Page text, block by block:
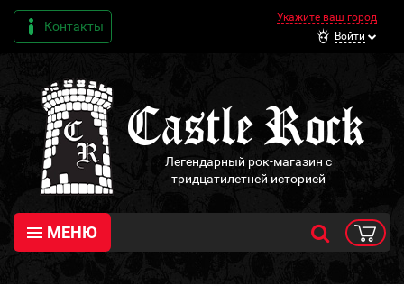
Контакты
Укажите ваш город
Войти
Легендарный рок-магазин с
тридцатилетней историей
МЕНЮ